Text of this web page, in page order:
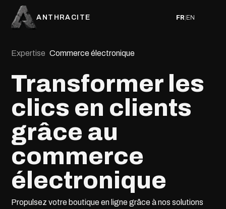
ANTHRACITE FR EN
Expertise Commerce électronique
Transformer les
clics en clients
grâce au
commerce
électronique
Propulsez votre boutique en ligne grâce à nos solutions